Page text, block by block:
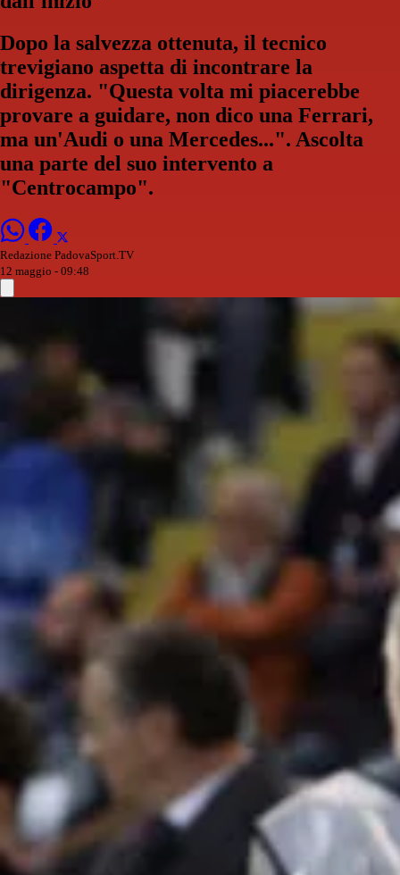
Dopo la salvezza ottenuta, il tecnico
trevigiano aspetta di incontrare la
dirigenza. "Questa volta mi piacerebbe
provare a guidare, non dico una Ferrari,
ma un'Audi o una Mercedes...". Ascolta
una parte del suo intervento a
"Centrocampo".
Redazione PadovaSport.TV
12 maggio - 09:48